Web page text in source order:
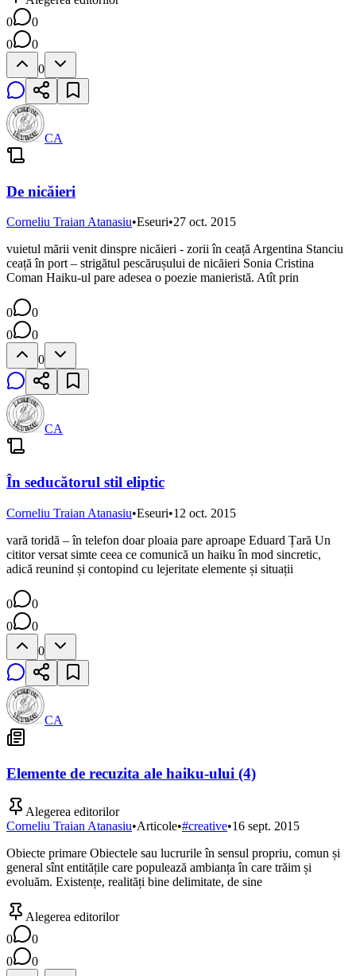
0
0
0
0
0
CA
De nicăieri
Corneliu Traian Atanasiu•Eseuri•27 oct. 2015
vuietul mării venit dinspre nicăieri - zorii în ceață Argentina Stanciu
ceață în port – strigătul pescărușului de nicăieri Sonia Cristina
Coman Haiku-ul pare adesea o poezie manieristă. Atît prin
0
0
0
0
0
CA
În seducătorul stil eliptic
Corneliu Traian Atanasiu•Eseuri•12 oct. 2015
vară toridă – în telefon doar ploaia pare aproape Eduard Țară Un
cititor versat simte ceea ce comunică un haiku în mod sincretic,
adică reunind și contopind cu lejeritate elemente și situații
0
0
0
0
0
CA
Elemente de recuzita ale haiku-ului (4)
Alegerea editorilor
Corneliu Traian Atanasiu•Articole•#creative•16 sept. 2015
Obiecte primare Obiectele sau lucrurile în sensul propriu, comun și
general sînt entitățile care populează ambianța în care trăim și
evoluăm. Existențe, realități bine delimitate, de sine
Alegerea editorilor
0
0
0
0